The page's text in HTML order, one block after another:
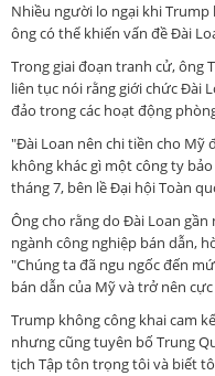
Nhiều người lo ngại khi
ông có thể khiến vấn đề Đài
Trong giai đoạn tranh cử, ông
liên tục nói rằng giới chức Đài
đảo trong các hoạt động
"Đài Loan nên chi tiền cho Mỹ
không khác gì một công ty
tháng 7, bên lề Đại hội Toàn
Ông cho rằng do Đài Loan
ngành công nghiệp bán dẫn,
"Chúng ta đã ngu ngốc đến
bán dẫn của Mỹ và trở nên
Trump không công khai cam
nhưng cũng tuyên bố Trung
tịch Tập tôn trọng tôi và biết